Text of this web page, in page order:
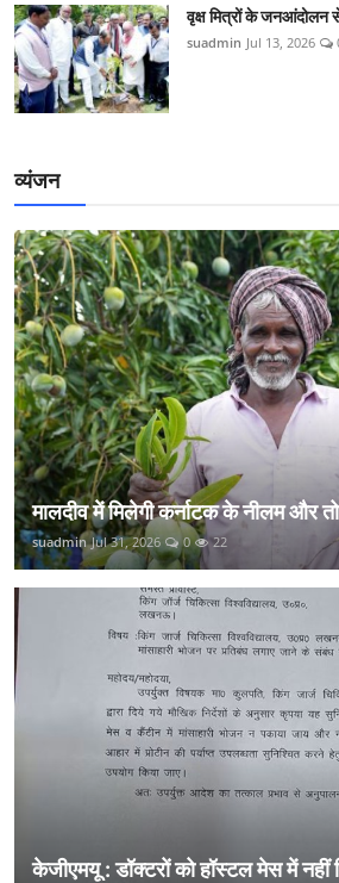
वृक्ष मित्रों के जनआंदोलन
suadmin Jul 13, 2026
व्यंजन
मालदीव में मिलेगी कर्नाटक के नीलम और
suadmin Jul 31, 2026 0 22
केजीएमयू : डॉक्टरों को हॉस्टल मेस में नहीं